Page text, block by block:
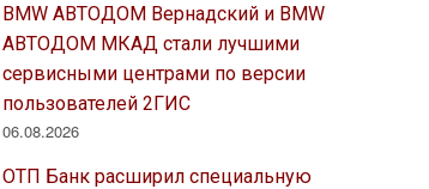
BMW АВТОДОМ Вернадский и BMW
АВТОДОМ МКАД стали лучшими
сервисными центрами по версии
пользователей 2ГИС
06.08.2026
ОТП Банк расширил специальную